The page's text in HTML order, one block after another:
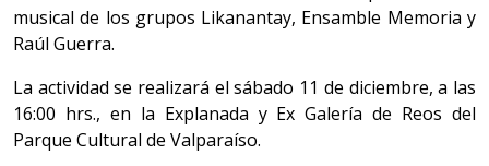
musical de los grupos Likanantay, Ensamble Memoria y
Raúl Guerra.
La actividad se realizará el sábado 11 de diciembre, a las
16:00 hrs., en la Explanada y Ex Galería de Reos del
Parque Cultural de Valparaíso.